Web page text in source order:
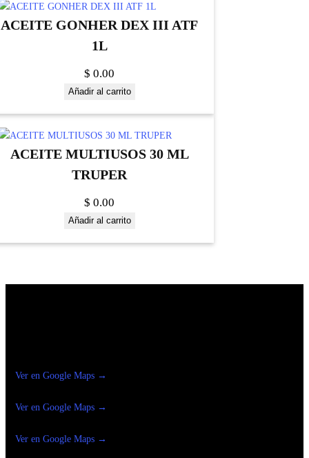
ACEITE GONHER DEX III ATF
1L
$ 0.00
Añadir al carrito
ACEITE MULTIUSOS 30 ML
TRUPER
$ 0.00
Añadir al carrito
Ver en Google Maps →
Ver en Google Maps →
Ver en Google Maps →